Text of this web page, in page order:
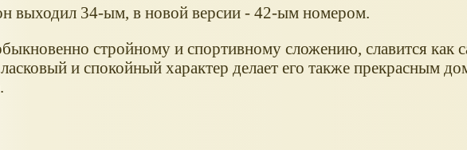
выходил 34-ым, в новой версии - 42-ым номером.
стройному и спортивному сложению, славится как
и спокойный характер делает его также прекрасным